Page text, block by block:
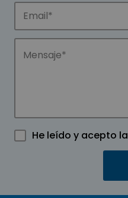
He leído y acepto la